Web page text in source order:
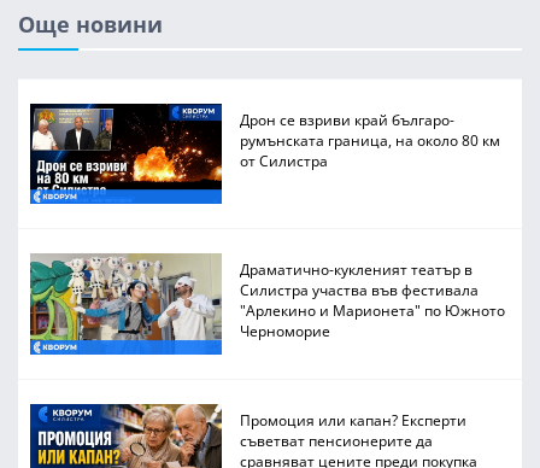
Още новини
Дрон се взриви край българо-
румънската граница, на около 80 км
от Силистра
Драматично-кукленият театър в
Силистра участва във фестивала
"Арлекино и Марионета" по Южното
Черноморие
Промоция или капан? Експерти
съветват пенсионерите да
сравняват цените преди покупка